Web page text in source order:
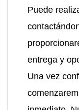
Puede
entrega y
Una vez